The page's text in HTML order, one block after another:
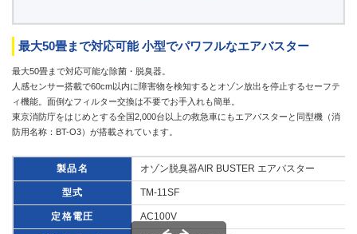
最大50畳まで対応可能 小型でパワフルなエアバスター
最大50畳まで対応可能な除菌・脱臭器。
人感センサー搭載で60cm以内に障害物を検知するとオゾン放出を停止するセーフテ
ィ機能。面倒なフィルター交換は不要でお手入れも簡単。
東京消防庁をはじめとする全国2,000台以上の救急車にもエアバスターと同型機（消
防用名称：BT-O3）が搭載されています。
製品名 オゾン脱臭器AIR BUSTER エアバスター
型式 TM-11SF
定格電圧 AC100V